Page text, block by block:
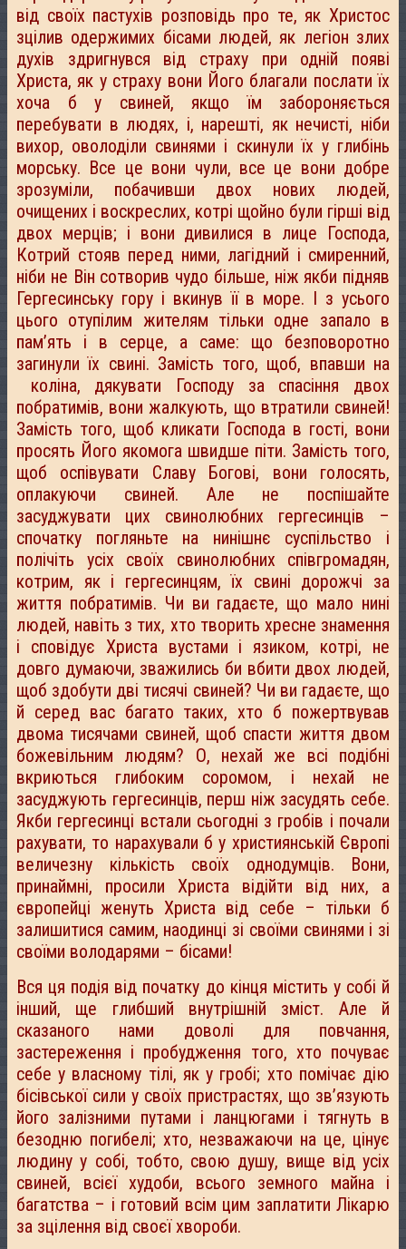
від своїх пастухів розповідь про те, як Христос
зцілив одержимих бісами людей, як легіон злих
духів здригнувся від страху при одній появі
Христа, як у страху вони Його благали послати їх
хоча б у свиней, якщо їм забороняється
перебувати в людях, і, нарешті, як нечисті, ніби
вихор, оволоділи свинями і скинули їх у глибінь
морську. Все це вони чули, все це вони добре
зрозуміли, побачивши двох нових людей,
очищених і воскреслих, котрі щойно були гірші від
двох мерців; і вони дивилися в лице Господа,
Котрий стояв перед ними, лагідний і смиренний,
ніби не Він сотворив чудо більше, ніж якби підняв
Гергесинську гору і вкинув її в море. І з усього
цього отупілим жителям тільки одне запало в
пам’ять і в серце, а саме: що безповоротно
загинули їх свині. Замість того, щоб, впавши на
коліна, дякувати Господу за спасіння двох
побратимів, вони жалкують, що втратили свиней!
Замість того, щоб кликати Господа в гості, вони
просять Його якомога швидше піти. Замість того,
щоб оспівувати Славу Богові, вони голосять,
оплакуючи свиней. Але не поспішайте
засуджувати цих свинолюбних гергесинців –
спочатку погляньте на нинішнє суспільство і
полічіть усіх своїх свинолюбних співгромадян,
котрим, як і гергесинцям, їх свині дорожчі за
життя побратимів. Чи ви гадаєте, що мало нині
людей, навіть з тих, хто творить хресне знамення
і сповідує Христа вустами і язиком, котрі, не
довго думаючи, зважились би вбити двох людей,
щоб здобути дві тисячі свиней? Чи ви гадаєте, що
й серед вас багато таких, хто б пожертвував
двома тисячами свиней, щоб спасти життя двом
божевільним людям? О, нехай же всі подібні
вкриються глибоким соромом, і нехай не
засуджують гергесинців, перш ніж засудять себе.
Якби гергесинці встали сьогодні з гробів і почали
рахувати, то нарахували б у християнській Європі
величезну кількість своїх однодумців. Вони,
принаймні, просили Христа відійти від них, а
європейці женуть Христа від себе – тільки б
залишитися самим, наодинці зі своїми свинями і зі
своїми володарями – бісами!
Вся ця подія від початку до кінця містить у собі й
інший, ще глибший внутрішній зміст. Але й
сказаного нами доволі для повчання,
застереження і пробудження того, хто почуває
себе у власному тілі, як у гробі; хто помічає дію
бісівської сили у своїх пристрастях, що зв’язують
його залізними путами і ланцюгами і тягнуть в
безодню погибелі; хто, незважаючи на це, цінує
людину у собі, тобто, свою душу, вище від усіх
свиней, всієї худоби, всього земного майна і
багатства – і готовий всім цим заплатити Лікарю
за зцілення від своєї хвороби.